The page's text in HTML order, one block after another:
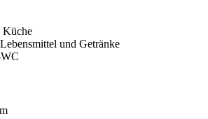
Küche
und Getränke